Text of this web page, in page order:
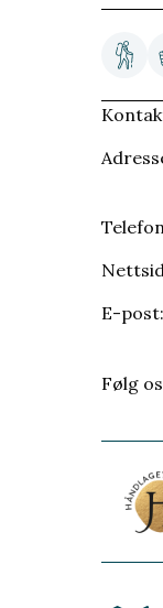
E-post:
Følg